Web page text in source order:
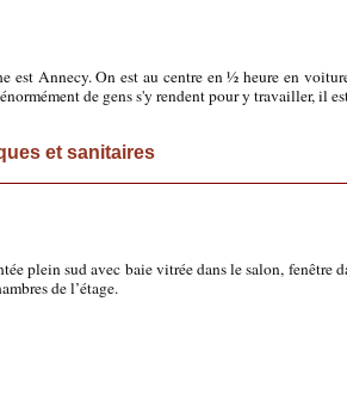
est Annecy. On est au centre en ½ heure en
de gens s'y rendent pour y travailler, il
et sanitaires
plein sud avec baie vitrée dans le salon, fenêtre
de l’étage.